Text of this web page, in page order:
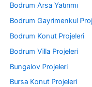
Bodrum Arsa Yatırımı
Bodrum Gayrimenkul
Bodrum Konut Projeleri
Bodrum Villa Projeleri
Bungalov Projeleri
Bursa Konut Projeleri